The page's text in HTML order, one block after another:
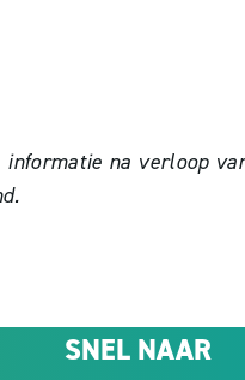
na verloop
SNEL NAAR